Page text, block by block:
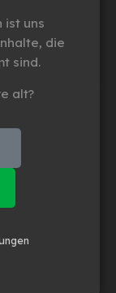
the Dark
ist uns
die
sind.
alt?